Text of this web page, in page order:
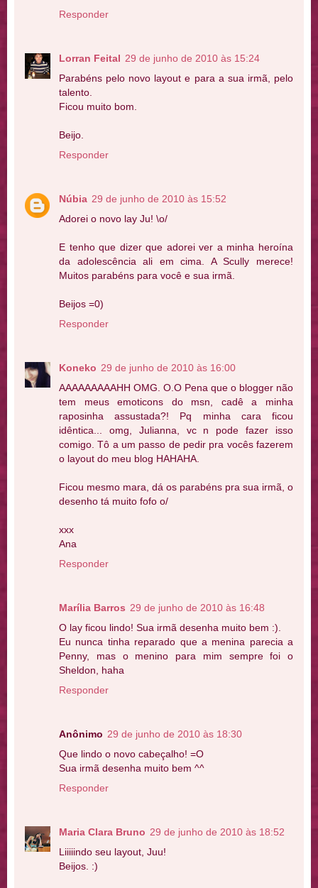
Responder
Lorran Feital 29 de junho de 2010 às 15:24
Parabéns pelo novo layout e para a sua irmã, pelo
talento.
Ficou muito bom.
Beijo.
Responder
Núbia 29 de junho de 2010 às 15:52
Adorei o novo lay Ju! \o/
E tenho que dizer que adorei ver a minha heroína
da adolescência ali em cima. A Scully merece!
Muitos parabéns para você e sua irmã.
Beijos =0)
Responder
Koneko 29 de junho de 2010 às 16:00
AAAAAAAAAHH OMG. O.O Pena que o blogger não
tem meus emoticons do msn, cadê a minha
raposinha assustada?! Pq minha cara ficou
idêntica... omg, Julianna, vc n pode fazer isso
comigo. Tô a um passo de pedir pra vocês fazerem
o layout do meu blog HAHAHA.
Ficou mesmo mara, dá os parabéns pra sua irmã, o
desenho tá muito fofo o/
xxx
Ana
Responder
Marília Barros 29 de junho de 2010 às 16:48
O lay ficou lindo! Sua irmã desenha muito bem :).
Eu nunca tinha reparado que a menina parecia a
Penny, mas o menino para mim sempre foi o
Sheldon, haha
Responder
Anônimo 29 de junho de 2010 às 18:30
Que lindo o novo cabeçalho! =O
Sua irmã desenha muito bem ^^
Responder
Maria Clara Bruno 29 de junho de 2010 às 18:52
Liiiiindo seu layout, Juu!
Beijos. :)